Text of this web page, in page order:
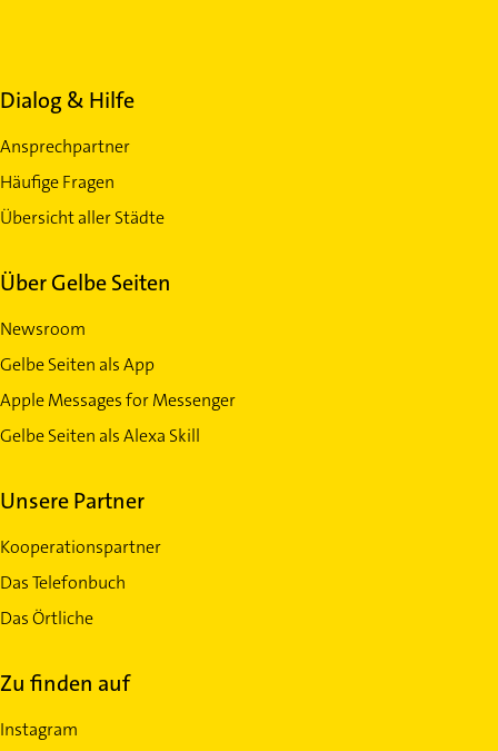
Dialog & Hilfe
Ansprechpartner
Häufige Fragen
Übersicht aller Städte
Über Gelbe Seiten
Newsroom
Gelbe Seiten als App
Apple Messages for Messenger
Gelbe Seiten als Alexa Skill
Unsere Partner
Kooperationspartner
Das Telefonbuch
Das Örtliche
Zu finden auf
Instagram